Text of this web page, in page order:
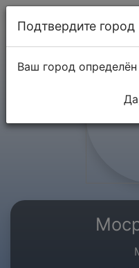
Подтвердите город
Ваш город